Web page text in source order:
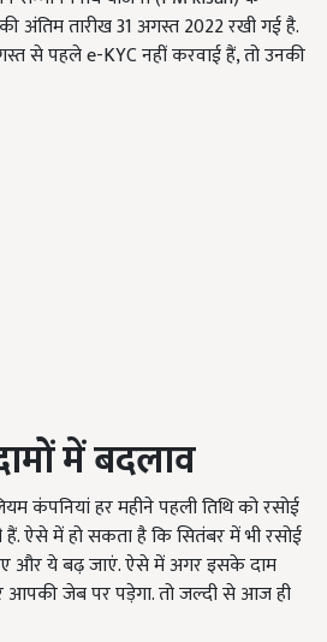
अंतिम तारीख 31 अगस्त 2022 रखी गई है.
से पहले e-KYC नहीं करवाई हैं, तो उनकी
में बदलाव
कंपनियां हर महीने पहली तिथि को रसोई
ऐसे में हो सकता है कि सितंबर में भी रसोई
और ये बढ़ जाएं. ऐसे में अगर इसके दाम
आपकी जेब पर पड़ेगा. तो जल्दी से आज ही